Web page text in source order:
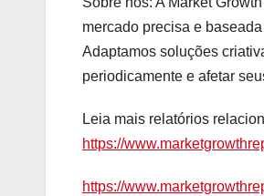
mercado precisa e
Adaptamos soluções
periodicamente e afetar
Leia mais relatórios
https://
https://